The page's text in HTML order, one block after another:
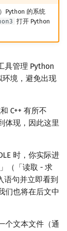
树与 Farey
Python 的系统
打开 Python
具管理 Python
境，避免出现
C++ 有所不
体现，因此这里
时，你实际进
（「读取 - 求
语句并立即看到
们也将在后文中
个文本文件（通